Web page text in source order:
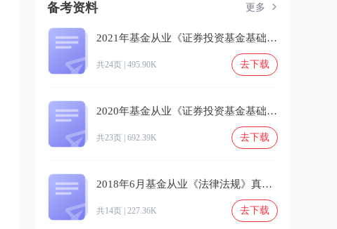
备考资料 更多
2021年基金从业《证券投资基金基础知识》真题及答案解析.pdf
共24页 | 495.90K 去下载
2020年基金从业《证券投资基金基础知识》真题及答案解析.pdf
共23页 | 692.39K 去下载
2018年6月基金从业《法律法规》真题及答案.pdf
共14页 | 227.36K 去下载